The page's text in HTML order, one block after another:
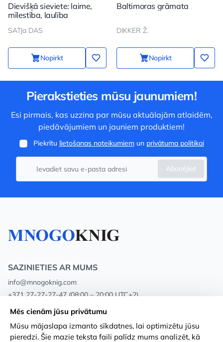
Dievišķā sieviete: laime,
mīlestība, laulība
SATJa DAS
Nopirkt
Baltimoras grāmata
DIKKER Ž.
Nopirkt
Pierakstieties mūsu jaunumiem!
Esi pirmais, kas uzzina par mūsu aktuālajām atlaidēm,
piedāvājumiem un jauniem produktiem!
Piekrītu lietošanas noteikumiemun privātuma politikai
Abonējiet
SAZINIETIES AR MUMS
info@mnogoknig.com
+371 27-27-27-47 (08:00 – 20:00 UTC+2)
Rīga, Augusta Deglava 69d, LV-1082
Par mums Privātuma politika
Mēs cienām jūsu privātumu
Mūsu mājaslapa izmanto sīkdatnes, lai optimizētu jūsu
pieredzi. Šie mazie teksta faili palīdz mums analizēt, kā